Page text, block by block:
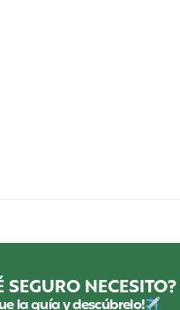
SEGURO NECESITO?
la guía y descúbrelo!